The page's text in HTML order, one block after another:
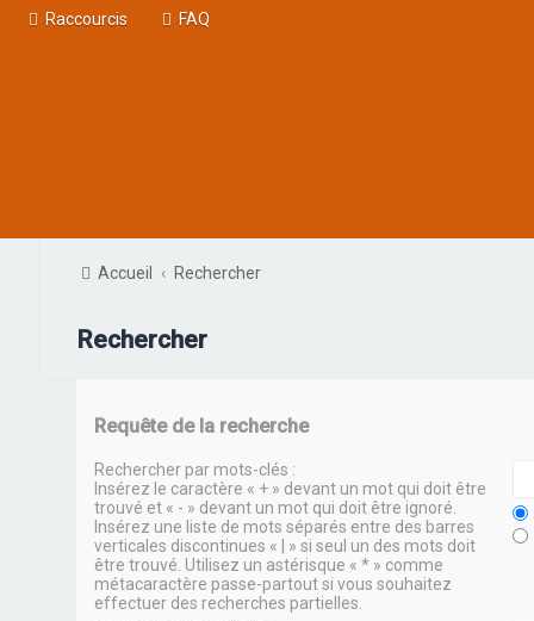
Raccourcis FAQ
Accueil Rechercher
Rechercher
Requête de la recherche
Rechercher par mots-clés :
Insérez le caractère « + » devant un mot qui doit être
trouvé et « - » devant un mot qui doit être ignoré.
Insérez une liste de mots séparés entre des barres
verticales discontinues « | » si seul un des mots doit
être trouvé. Utilisez un astérisque « * » comme
métacaractère passe-partout si vous souhaitez
effectuer des recherches partielles.